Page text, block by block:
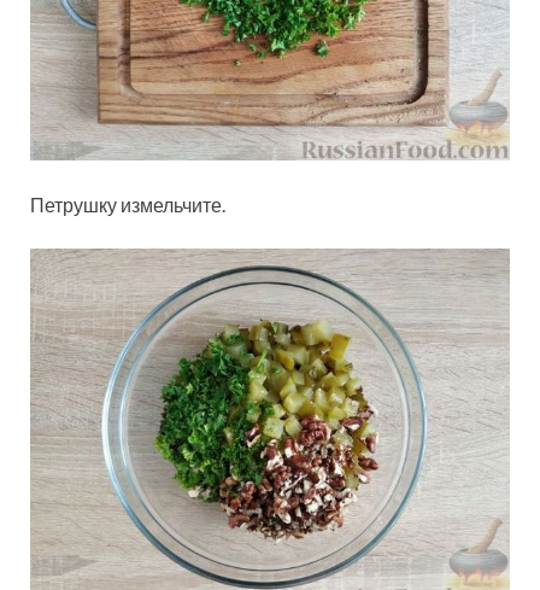
Петрушку измельчите.